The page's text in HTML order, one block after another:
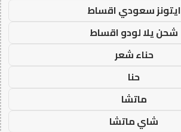
ايتونز سعودي اقساط
شحن يلا لودو اقساط
حناء شعر
حنا
ماتشا
شاي ماتشا